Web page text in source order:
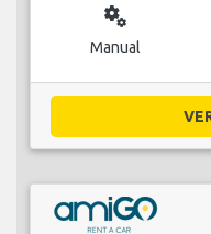
miscellaneous_services
Manual